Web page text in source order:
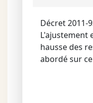
Décret 2011-
L'ajustement
hausse des
abordé sur